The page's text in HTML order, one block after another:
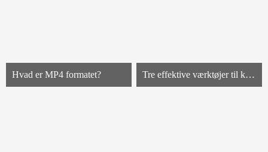
Hvad er MP4 formatet? Tre effektive værktøjer til konvertering af WMV til AVI med lethed